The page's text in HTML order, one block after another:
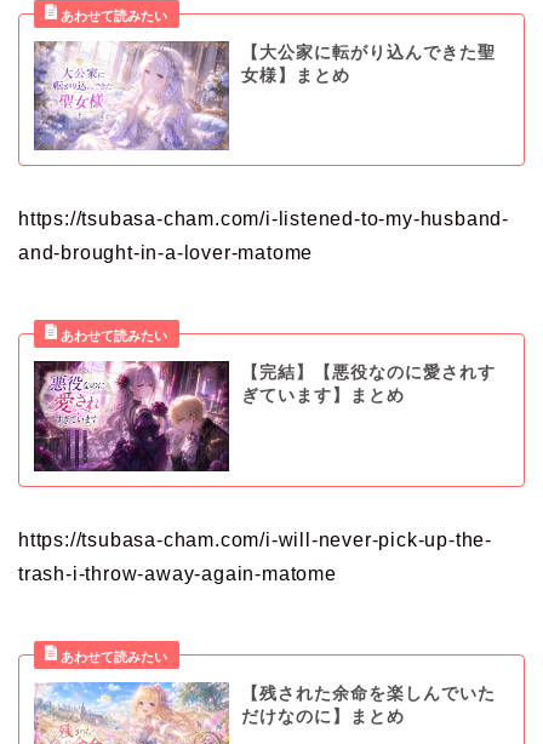
【大公家に転がり込んできた聖
女様】まとめ
https://tsubasa-cham.com/i-listened-to-my-husband-
and-brought-in-a-lover-matome
【完結】【悪役なのに愛されす
ぎています】まとめ
https://tsubasa-cham.com/i-will-never-pick-up-the-
trash-i-throw-away-again-matome
【残された余命を楽しんでいた
だけなのに】まとめ